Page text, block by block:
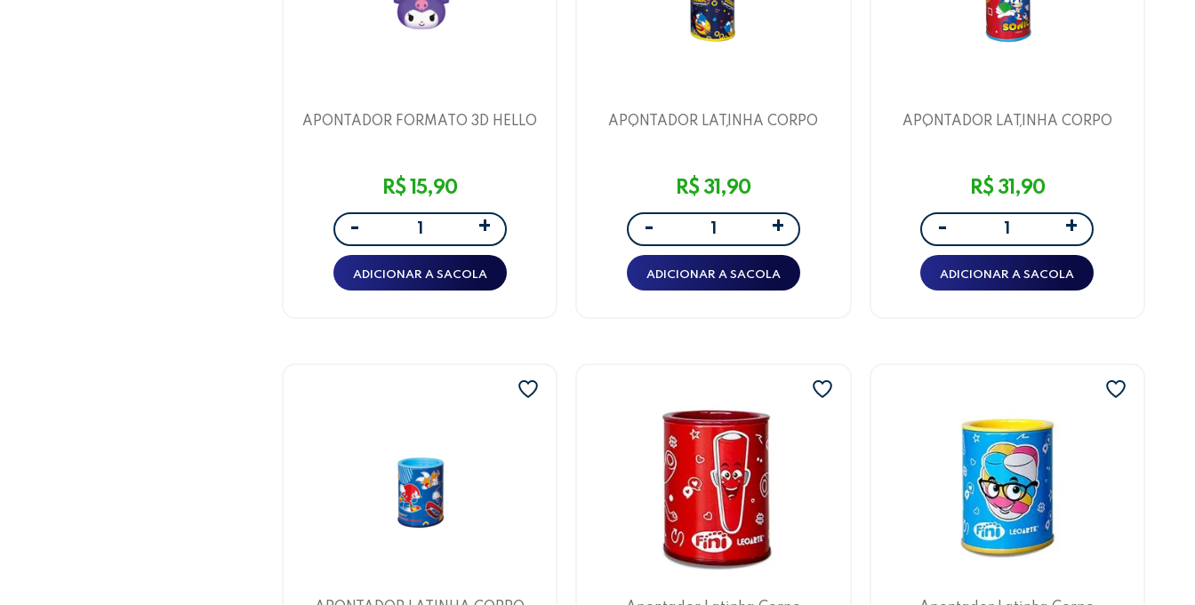
APONTADOR FORMATO 3D HELLO
R$ 15,90
- +
ADICIONAR A SACOLA
APONTADOR LATINHA CORPO
R$ 31,90
- +
ADICIONAR A SACOLA
APONTADOR LATINHA CORPO
R$ 31,90
- +
ADICIONAR A SACOLA